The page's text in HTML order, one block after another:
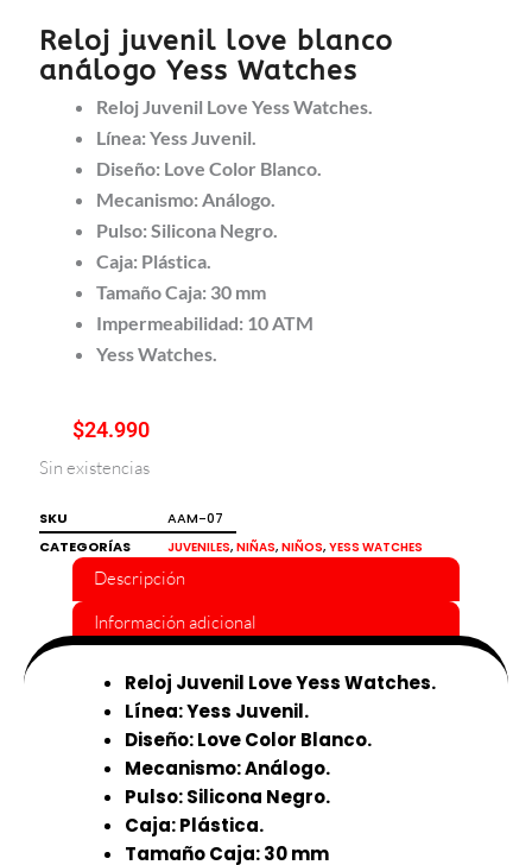
Reloj juvenil love blanco
análogo Yess Watches
Reloj Juvenil Love Yess Watches.
Línea: Yess Juvenil.
Diseño: Love Color Blanco.
Mecanismo: Análogo.
Pulso: Silicona Negro.
Caja: Plástica.
Tamaño Caja: 30 mm
Impermeabilidad: 10 ATM
Yess Watches.
$24.990
Sin existencias
SKU
AAM-07
CATEGORÍAS
JUVENILES, NIÑAS, NIÑOS, YESS WATCHES
Descripción
Información adicional
Reloj Juvenil Love Yess Watches.
Línea: Yess Juvenil.
Diseño: Love Color Blanco.
Mecanismo: Análogo.
Pulso: Silicona Negro.
Caja: Plástica.
Tamaño Caja: 30 mm